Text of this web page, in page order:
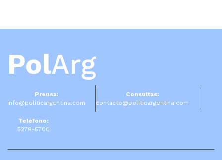
PolArg
Prensa:
info@politicargentina.com
Consultas:
contacto@politicargentina.com
Teléfono:
5279-5700